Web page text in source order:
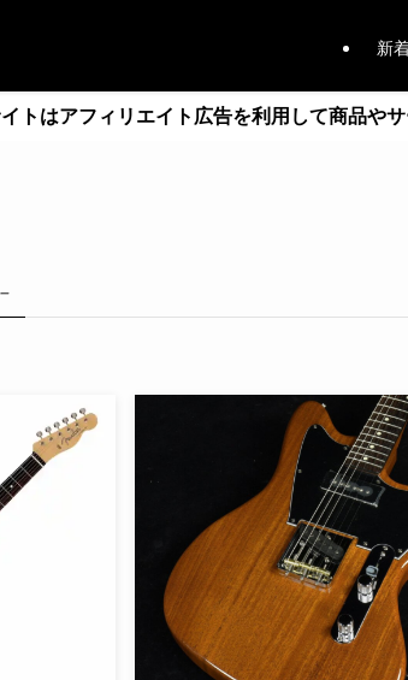
新
トはアフィリエイト広告を利用して商品やサ